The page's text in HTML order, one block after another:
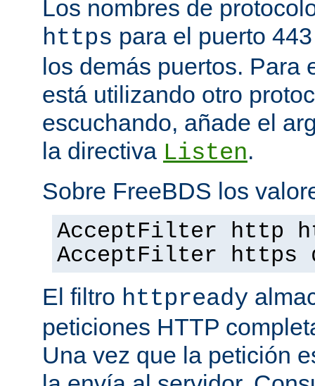
Los nombres de
https para el puerto
los demás puertos. Para
está utilizando otro
escuchando, añade el
la directiva Listen.
Sobre FreeBDS los
AcceptFilter http
AcceptFilter https
El filtro httpready
peticiones HTTP
Una vez que la petición